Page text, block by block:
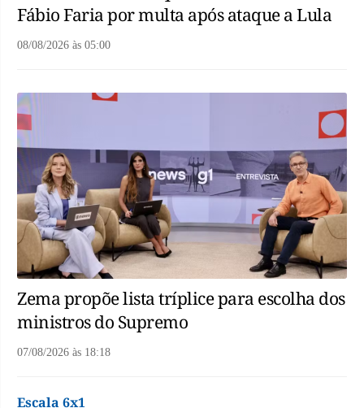
Fábio Faria por multa após ataque a Lula
08/08/2026 às 05:00
Zema propõe lista tríplice para escolha dos
ministros do Supremo
07/08/2026 às 18:18
Escala 6x1